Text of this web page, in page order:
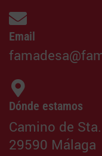
Email
Dónde estamos
Camino de
29590 Málaga